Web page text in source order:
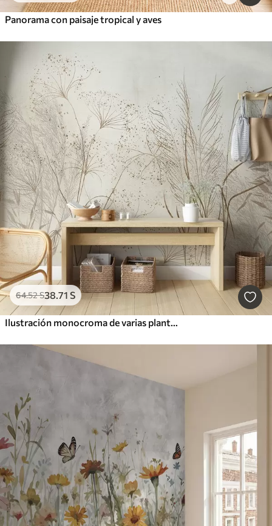
Panorama con paisaje tropical y aves
64.52S38.71 S
Ilustración monocroma de varias plantas y espiguillas de color beige con líneas y texturas delicadas y tenues